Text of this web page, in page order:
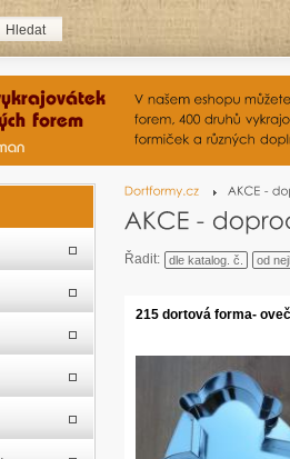
Řadit: dle katalog. č. od
215 dortová forma-